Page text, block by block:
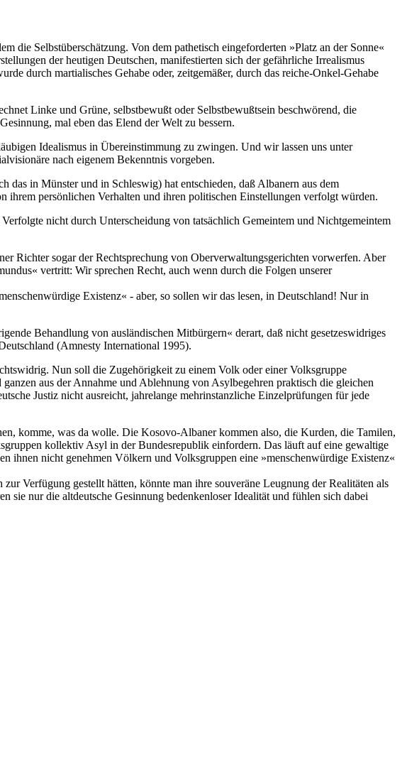
die Selbstüberschätzung. Von dem pathetisch eingeforderten »Platz an der Sonne«
der heutigen Deutschen, manifestierten sich der gefährliche Irrealismus
durch martialisches Gehabe oder, zeitgemäßer, durch das reiche-Onkel-Gehabe
Linke und Grüne, selbstbewußt oder Selbstbewußtsein beschwörend, die
mal eben das Elend der Welt zu bessern.
Idealismus in Übereinstimmung zu zwingen. Und wir lassen uns unter
nach eigenem Bekenntnis vorgeben.
das in Münster und in Schleswig) hat entschieden, daß Albanern aus dem
persönlichen Verhalten und ihren politischen Einstellungen verfolgt würden.
nicht durch Unterscheidung von tatsächlich Gemeintem und Nichtgemeintem
Richter sogar der Rechtsprechung von Oberverwaltungsgerichten vorwerfen. Aber
vertritt: Wir sprechen Recht, auch wenn durch die Folgen unserer
Existenz« - aber, so sollen wir das lesen, in Deutschland! Nur in
Behandlung von ausländischen Mitbürgern« derart, daß nicht gesetzeswidriges
(Amnesty International 1995).
Nun soll die Zugehörigkeit zu einem Volk oder einer Volksgruppe
aus der Annahme und Ablehnung von Asylbegehren praktisch die gleichen
Justiz nicht ausreicht, jahrelange mehrinstanzliche Einzelprüfungen für jede
komme, was da wolle. Die Kosovo-Albaner kommen also, die Kurden, die Tamilen,
kollektiv Asyl in der Bundesrepublik einfordern. Das läuft auf eine gewaltige
ihnen nicht genehmen Völkern und Volksgruppen eine »menschenwürdige Existenz«
Verfügung gestellt hätten, könnte man ihre souveräne Leugnung der Realitäten als
sie nur die altdeutsche Gesinnung bedenkenloser Idealität und fühlen sich dabei